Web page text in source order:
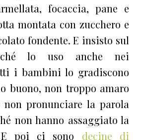
focaccia, pane e
montata con zucchero e
fondente. E insisto sul
lo uso anche nei
i bambini lo gradiscono
buono, non troppo amaro
pronunciare la parola
non hanno assaggiato la
poi ci sono decine di